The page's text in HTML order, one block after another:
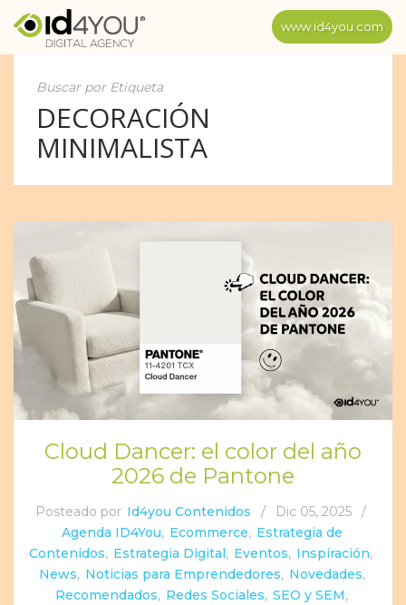
www.id4you.com
Buscar por Etiqueta
DECORACIÓN
MINIMALISTA
Cloud Dancer: el color del año
2026 de Pantone
Posteado por Id4you Contenidos / Dic 05, 2025
/
Agenda ID4You, Ecommerce, Estrategia de
Contenidos, Estrategia Digital , Eventos, Inspiración,
News, Noticias para Emprendedores, Novedades,
Recomendados, Redes Sociales, SEO y SEM,